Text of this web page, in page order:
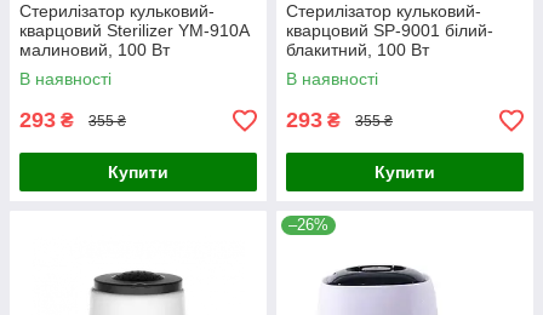
Стерилізатор кульковий-
кварцовий Sterilizer YM-910A
малиновий, 100 Вт
В наявності
293 ₴ 355 ₴
Купити
Стерилізатор кульковий-
кварцовий SP-9001 білий-
блакитний, 100 Вт
В наявності
293 ₴ 355 ₴
Купити
–26%